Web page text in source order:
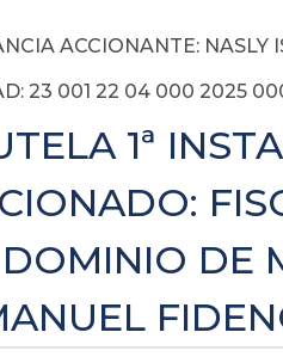
ACCIONANTE:
23 001 22 04 000 2025
1ª